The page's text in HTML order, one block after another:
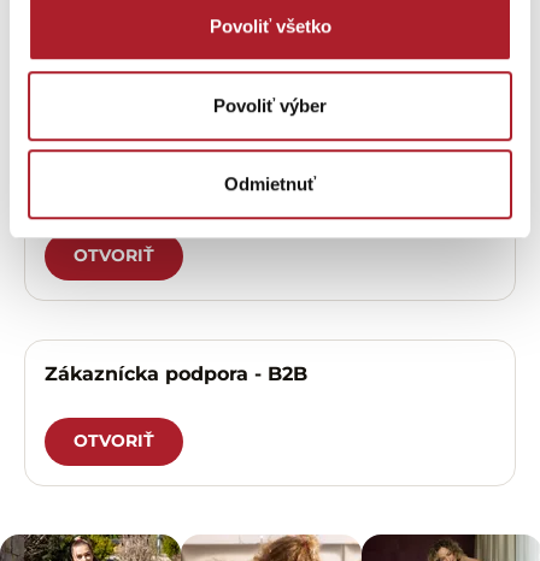
Povoliť všetko
Povoliť výber
Odmietnuť
OTVORIŤ
Zákaznícka podpora - predajne
OTVORIŤ
Zákaznícka podpora - B2B
OTVORIŤ